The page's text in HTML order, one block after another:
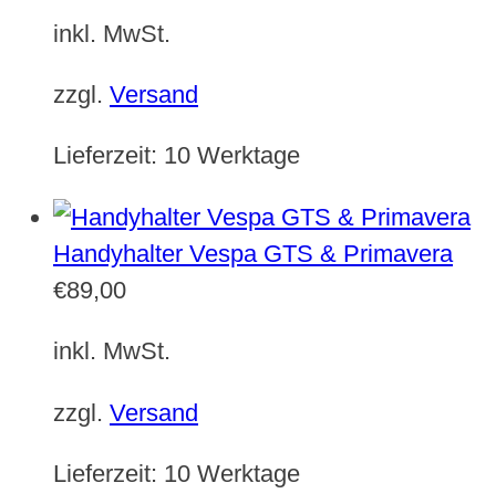
inkl. MwSt.
zzgl. Versand
Lieferzeit: 10 Werktage
Handyhalter Vespa GTS & Primavera
€89,00
inkl. MwSt.
zzgl. Versand
Lieferzeit: 10 Werktage